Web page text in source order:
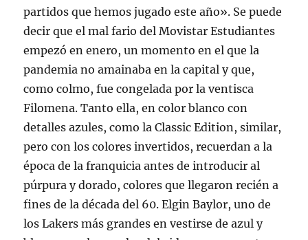
partidos que hemos jugado este año». Se puede
decir que el mal fario del Movistar Estudiantes
empezó en enero, un momento en el que la
pandemia no amainaba en la capital y que,
como colmo, fue congelada por la ventisca
Filomena. Tanto ella, en color blanco con
detalles azules, como la Classic Edition, similar,
pero con los colores invertidos, recuerdan a la
época de la franquicia antes de introducir al
púrpura y dorado, colores que llegaron recién a
fines de la década del 60. Elgin Baylor, uno de
los Lakers más grandes en vestirse de azul y